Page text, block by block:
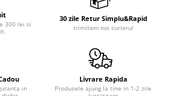
300 lei si
30 zile Retur Simplu&Rapid
trimitem noi curierul
in
Livrare Rapida
Produsele ajung la tine in 1-2 zile